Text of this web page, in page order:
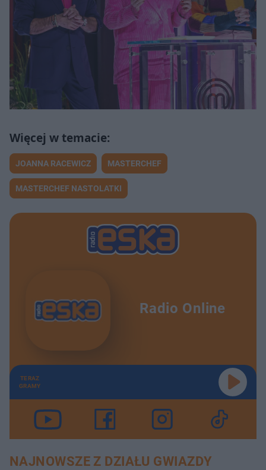
JOANNA RACEWICZ MASTERCHEF
MASTERCHEF NASTOLATKI
Radio Online
TERAZ
GRAMY
NAJNOWSZE Z DZIAŁU GWIAZDY